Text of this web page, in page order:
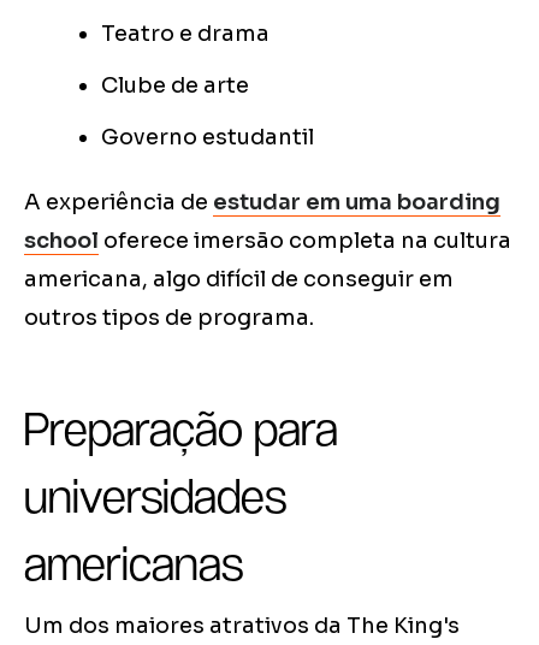
Teatro e drama
Clube de arte
Governo estudantil
A experiência de estudar em uma boarding
school oferece imersão completa na cultura
americana, algo difícil de conseguir em
outros tipos de programa.
Preparação para
universidades
americanas
Um dos maiores atrativos da The King's